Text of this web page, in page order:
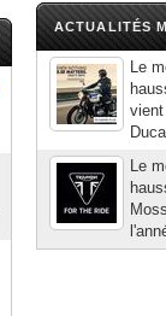
ACTUALITÉS
Le
Le